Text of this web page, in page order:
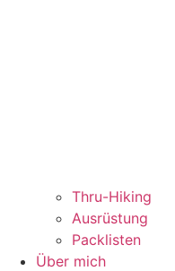
Thru-Hiking
Ausrüstung
Packlisten
Über mich